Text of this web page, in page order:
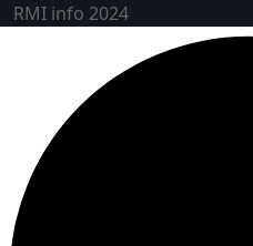
RMI info 2024